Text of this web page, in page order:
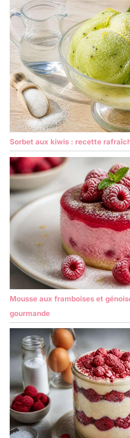
Sorbet aux kiwis : recette
Mousse aux framboises et
gourmande